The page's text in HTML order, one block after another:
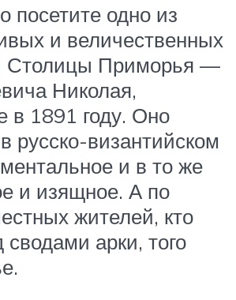
посетите одно из
и величественных
Столицы Приморья —
Николая,
в 1891 году. Оно
русско-византийском
и в то же
и изящное. А по
жителей, кто
сводами арки, того